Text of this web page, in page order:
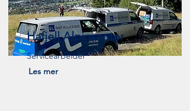
Hafjell Alpinsenter
Servicearbeider
Les mer